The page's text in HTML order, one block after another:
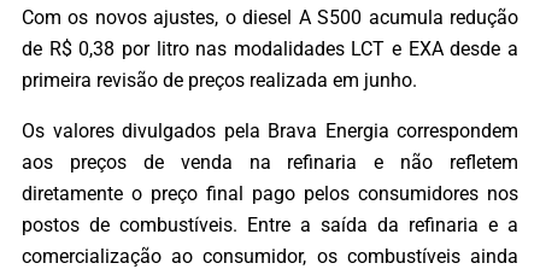
Com os novos ajustes, o diesel A S500 acumula redução
de R$ 0,38 por litro nas modalidades LCT e EXA desde a
primeira revisão de preços realizada em junho.
Os valores divulgados pela Brava Energia correspondem
aos preços de venda na refinaria e não refletem
diretamente o preço final pago pelos consumidores nos
postos de combustíveis. Entre a saída da refinaria e a
comercialização ao consumidor, os combustíveis ainda